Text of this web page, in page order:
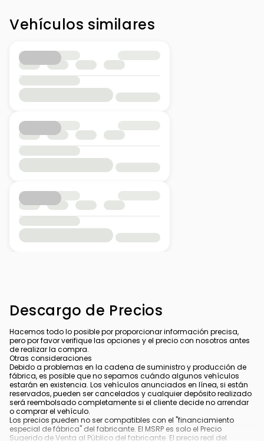
Vehículos similares
Descargo de Precios
Hacemos todo lo posible por proporcionar información precisa,
pero por favor verifique las opciones y el precio con nosotros antes
de realizar la compra.
Otras consideraciones
Debido a problemas en la cadena de suministro y producción de
fábrica, es posible que no sepamos cuándo algunos vehículos
estarán en existencia. Los vehículos anunciados en línea, si están
reservados, pueden ser cancelados y cualquier depósito realizado
será reembolsado completamente si el cliente decide no arrendar
o comprar el vehículo.
Los precios pueden no ser compatibles con el "financiamiento
especial de fábrica" del fabricante. El MSRP es solo el Precio
Sugerido de Venta al Público del fabricante. El precio real del